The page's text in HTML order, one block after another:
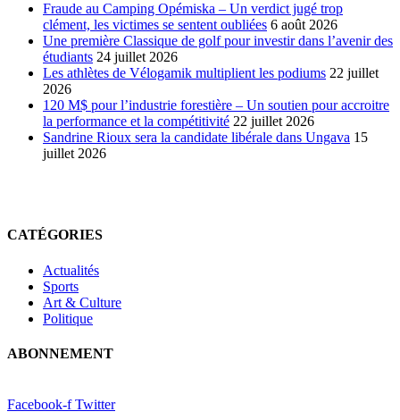
Fraude au Camping Opémiska – Un verdict jugé trop
clément, les victimes se sentent oubliées 6 août 2026
Une première Classique de golf pour investir dans l’avenir des
étudiants 24 juillet 2026
Les athlètes de Vélogamik multiplient les podiums 22 juillet
2026
120 M$ pour l’industrie forestière – Un soutien pour accroitre
la performance et la compétitivité 22 juillet 2026
Sandrine Rioux sera la candidate libérale dans Ungava 15
juillet 2026
CATÉGORIES
Actualités
Sports
Art & Culture
Politique
ABONNEMENT
Facebook-f Twitter